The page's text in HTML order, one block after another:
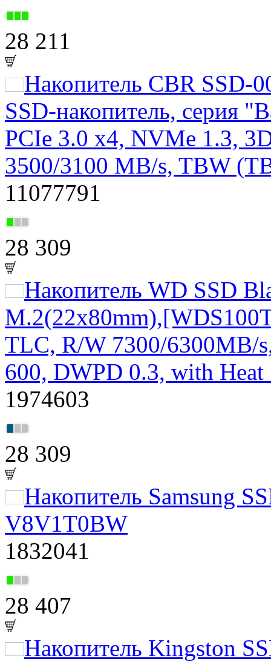
28 211
Накопитель CBR SSD-
SSD-накопитель, серия
PCIe 3.0 x4, NVMe 1.3,
3500/3100 MB/s, TBW
11077791
28 309
Накопитель WD SSD
TLC, R/W 7300/6300MB/
600, DWPD 0.3, with Heat
1974603
28 309
Накопитель Samsung
V8V1T0BW
1832041
28 407
Накопитель Kingston